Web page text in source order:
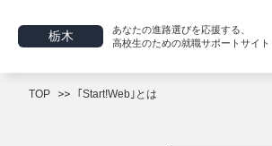
栃木
あなたの進路選びを応援する、
高校生のための就職サポートサイト
TOP ｢Start!Web｣とは